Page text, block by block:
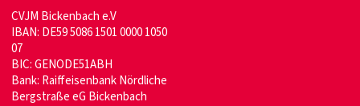
CVJM Bickenbach e.V
IBAN: DE59 5086 1501 0000 1050
07
BIC: GENODE51ABH
Bank: Raiffeisenbank Nördliche
Bergstraße eG Bickenbach